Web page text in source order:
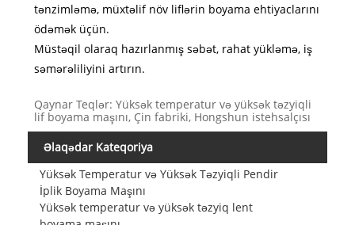
tənzimləmə, müxtəlif növ liflərin boyama ehtiyaclarını
ödəmək üçün.
Müstəqil olaraq hazırlanmış səbət, rahat yükləmə, iş
səmərəliliyini artırın.
Qaynar Teqlər: Yüksək temperatur və yüksək təzyiqli
lif boyama maşını, Çin fabriki, Hongshun istehsalçısı
Əlaqədar Kateqoriya
Yüksək Temperatur və Yüksək Təzyiqli Pendir
İplik Boyama Maşını
Yüksək temperatur və yüksək təzyiq lent